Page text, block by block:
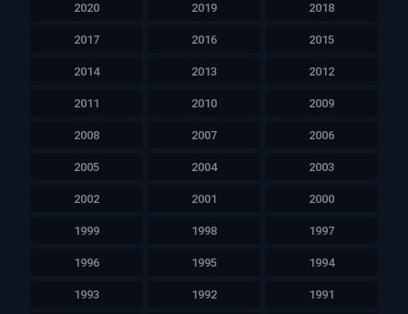
2020 2019 2018
2017 2016 2015
2014 2013 2012
2011 2010 2009
2008 2007 2006
2005 2004 2003
2002 2001 2000
1999 1998 1997
1996 1995 1994
1993 1992 1991